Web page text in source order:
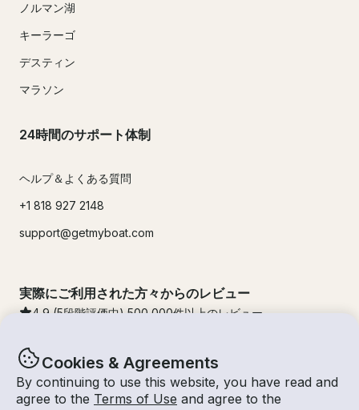
Cookies & Agreements
By continuing to use this website, you have read and
agree to the Terms of Use and agree to the
ノルマン湖
キーラーゴ
デスティン
マラソン
24時間のサポート体制
ヘルプ＆よくある質問
+1 818 927 2148
support@getmyboat.com
実際にご利用された方々からのレビュー
4.9 (5段階評価中) 500,000件以上のレビュー